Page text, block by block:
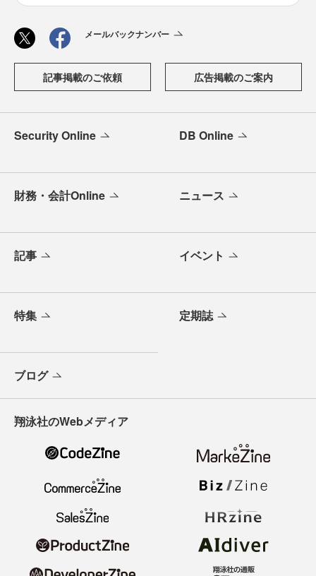
メールバックナンバー
記事掲載のご依頼 広告掲載のご案内
Security Online DB Online
財務・会計Online ニュース
記事 イベント
特集 定期誌
ブログ
翔泳社のWebメディア